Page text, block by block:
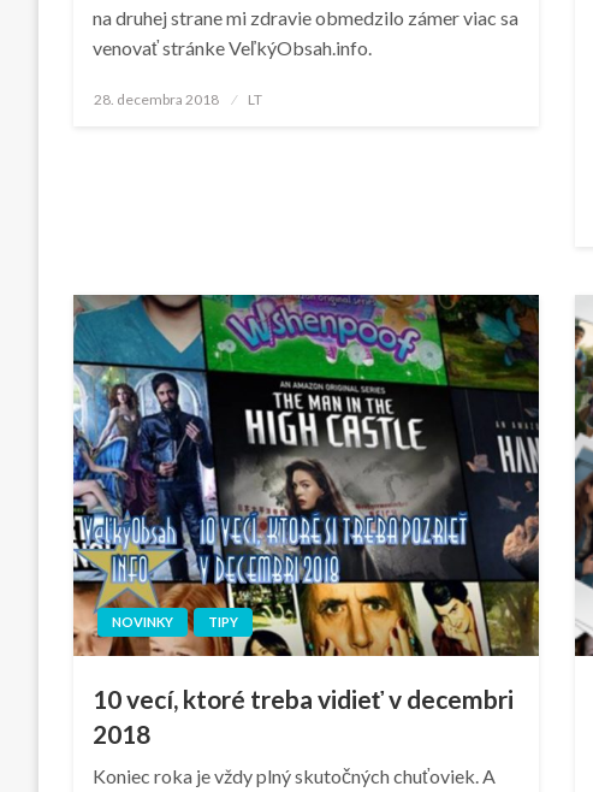
na druhej strane mi zdravie obmedzilo zámer viac sa
venovať stránke VeľkýObsah.info.
Posted
28. decembra 2018 LT
NOVINKY TIPY
10 vecí, ktoré treba vidieť v decembri
2018
Koniec roka je vždy plný skutočných chuťoviek. A